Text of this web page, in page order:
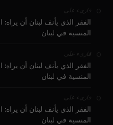
قارىء على
الفقر الذي يأنف لبنان أن
المنسية في لبنان
قارىء على
الفقر الذي يأنف لبنان أن
المنسية في لبنان
قارىء على
الفقر الذي يأنف لبنان أن
المنسية في لبنان